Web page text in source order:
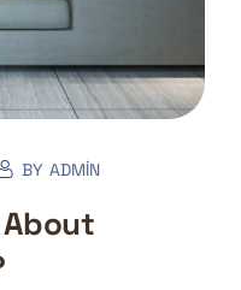
BY ADMIN
About